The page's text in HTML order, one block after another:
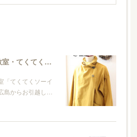
卒業制作【広島洋裁教室・てくてくソーイング】
「てくてくソーイ
島からお引越し…